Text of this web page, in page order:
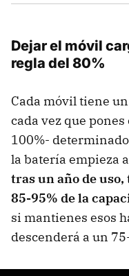
Dejar el móvil
regla del 80%
Cada móvil tiene
cada vez que
100%-
la batería empieza
tras un año de
85-95% de la
si mantienes esos
descenderá a un